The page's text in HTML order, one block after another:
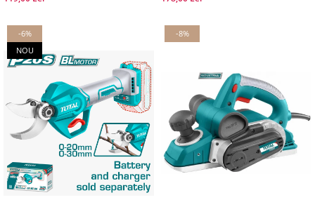
-6%
NOU
-8%